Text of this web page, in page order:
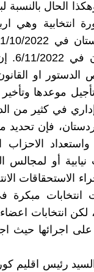
الحال بالنسبة
انتخابية وهي
ولاية
او القانون
موعدها
إداري في كثير
فإن تحديد
نيابية أو
الاستحقاقات
لكن انتخابات
1/10/2022 من قبل السيد